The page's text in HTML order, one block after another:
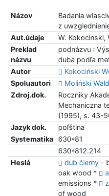
Názov
Badania
z
Aut.údaje
W. Kokocinski,
Preklad
názvu
podnázvu :
duba podľa
Autor
Kokociński
Spoluautori
Moliński
Zdroj.dok.
Roczniky
Mechaniczna
(1995), s. 43-
Jazyk dok.
poľština
Systematika
630*81
630*812.214
Heslá
dub čierny-
oak wood *
emissions *
of wood